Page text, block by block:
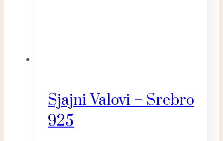
Sjajni Valovi – Srebro
925